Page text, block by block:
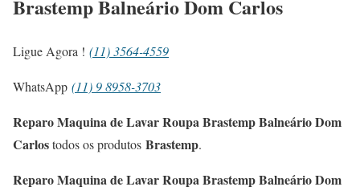
Brastemp Balneário Dom Carlos
Ligue Agora ! (11) 3564-4559
WhatsApp (11) 9 8958-3703
Reparo Maquina de Lavar Roupa Brastemp Balneário Dom
Carlostodos os produtos Brastemp.
Reparo Maquina de Lavar Roupa Brastemp Balneário Dom